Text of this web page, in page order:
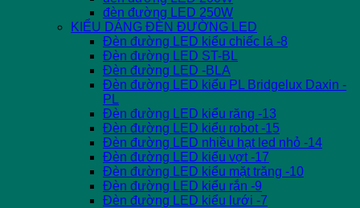
đèn đường LED 250W
KIỂU DÁNG ĐÈN ĐƯỜNG LED
Đèn đường LED kiểu chiếc lá -8
Đèn đường LED ST-BL
Đèn đường LED -BLA
Đèn đường LED kiểu PL Bridgelux Daxin -
PL
Đèn đường LED kiểu răng -13
Đèn đường LED kiểu robot -15
Đèn đường LED nhiều hạt led nhỏ -14
Đèn đường LED kiểu vợt -17
Đèn đường LED kiểu mặt trăng -10
Đèn đường LED kiểu rắn -9
Đèn đường LED kiểu lưới -7